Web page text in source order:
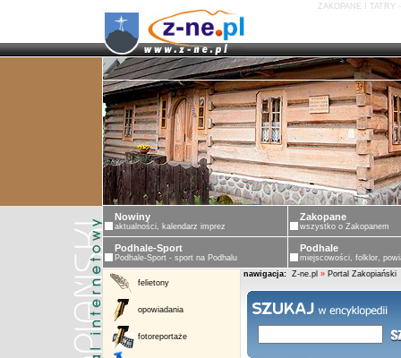
ZAKOPANE I TATRY
Nowiny
aktualności, kalendarz imprez
Zakopane
wszystko o Zakopanem
Podhale-Sport
Podhale-Sport - sport na Podhalu
Podhale
miejscowości, folklor,
felietony
opowiadania
fotoreportaże
nawigacja: Z-ne.pl » Portal Zakopiański